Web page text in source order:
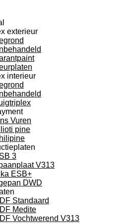
exterieur
interieur
Vuren
pine
3
V313
ESB+
DWD
Standaard
Medite
Vochtwerend V313